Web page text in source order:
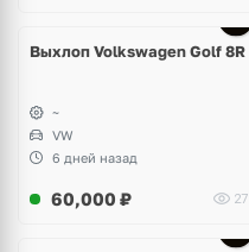
Выхлоп Volkswagen Golf 8R
~
VW
6 дней назад
60,000 ₽ 27